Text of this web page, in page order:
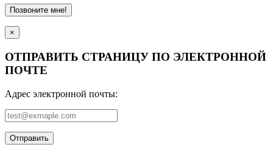
Позвоните мне!
×
ОТПРАВИТЬ СТРАНИЦУ ПО ЭЛЕКТРОННОЙ
ПОЧТЕ
Адрес электронной почты:
Отправить